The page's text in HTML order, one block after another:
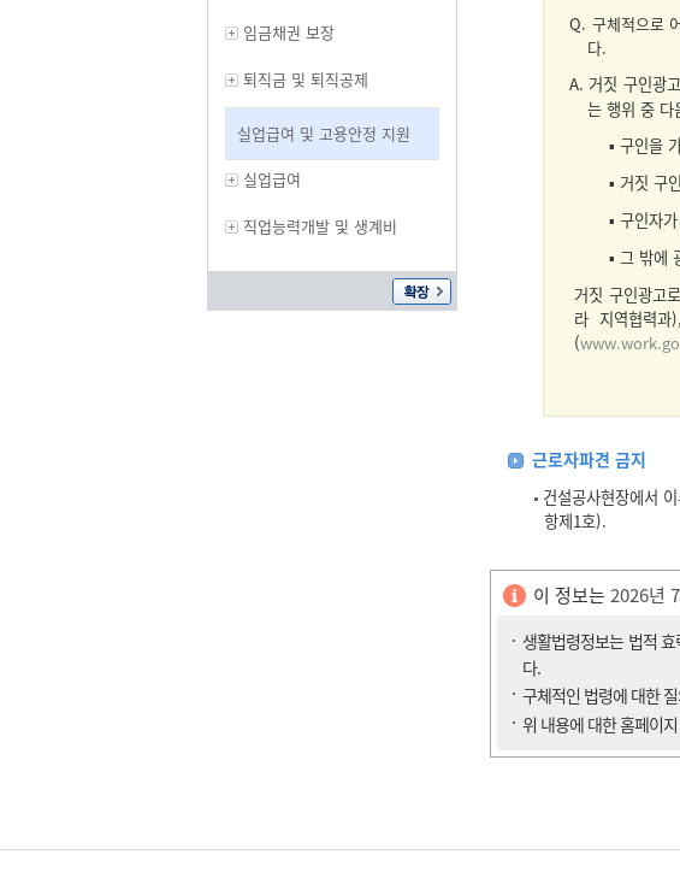
임금채권 보장
퇴직금 및 퇴직공제
실업급여 및 고용안정 지원
실업급여
직업능력개발 및 생계비
Q. 구체적으로
다.
A. 거짓 구인광
는 행위 중 다
▪ 구인을
▪ 거짓 구
▪ 구인자
▪ 그 밖에
거짓 구인광고
라 지역협력
(
근로자파견 금지
건설공사현장에서
항제1호).
이 정보는 2026년
생활법령정보는 법적
다.
구체적인 법령에 대한
위 내용에 대한 홈페이